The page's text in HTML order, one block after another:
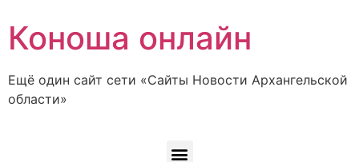
Коноша онлайн
Ещё один сайт сети «Сайты Новости Архангельской
области»